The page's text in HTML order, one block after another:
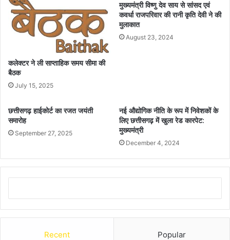
कलेक्टर ने ली साप्ताहिक समय सीमा की
बैठक
July 15, 2025
मुख्यमंत्री विष्णु देव साय से सांसद एवं
कवर्धा राजपरिवार की रानी कृति देवी ने की
मुलाकात
August 23, 2024
छत्तीसगढ़ हाईकोर्ट का रजत जयंती
समारोह
September 27, 2025
नई औद्योगिक नीति के रूप में निवेशकों के
लिए छत्तीसगढ़ में खुला रेड कारपेट:
मुख्यमंत्री
December 4, 2024
Recent Popular